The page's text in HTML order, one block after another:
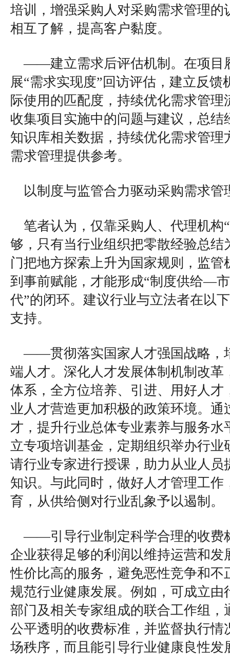
培训，增强采购人对采购需求管理的
相互了解，提高客户黏度。
——建立需求后评估机制。在项目
展“需求实现度”回访评估，建立反馈
际使用的匹配度，持续优化需求管理
收集项目实施中的问题与建议，总结
知识库相关数据，持续优化需求管理
需求管理提供参考。
以制度与监管合力驱动采购需求管
笔者认为，仅靠采购人、代理机构
够，只有当行业组织把零散经验总结
门把地方探索上升为国家规则，监管
到事前赋能，才能形成“制度供给—
代”的闭环。建议行业与立法者在以
支持。
——贯彻落实国家人才强国战略，
端人才。深化人才发展体制机制改革
体系，全方位培养、引进、用好人才
业人才营造更加积极的政策环境。通
才，提升行业总体专业素养与服务水
立专项培训基金，定期组织举办行业
请行业专家进行授课，助力从业人员
知识。与此同时，做好人才管理工作
育，从供给侧对行业乱象予以遏制。
——引导行业制定科学合理的收费
企业获得足够的利润以维持运营和发
性价比高的服务，避免恶性竞争和不
规范行业健康发展。例如，可成立由
部门及相关专家组成的联合工作组，
公平透明的收费标准，并监督执行情
场秩序，而且能引导行业健康良性发